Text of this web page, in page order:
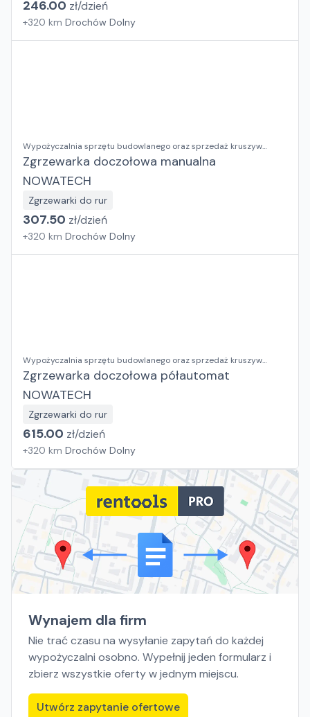
246.00 zł/dzień
+320 km Drochów Dolny
Wypożyczalnia sprzętu budowlanego oraz sprzedaż kruszyw
ozdobnych RENTAL BUD Justyna Dusza-Kumor
Zgrzewarka doczołowa manualna
NOWATECH
Zgrzewarki do rur
307.50 zł/dzień
+320 km Drochów Dolny
Wypożyczalnia sprzętu budowlanego oraz sprzedaż kruszyw
ozdobnych RENTAL BUD Justyna Dusza-Kumor
Zgrzewarka doczołowa półautomat
NOWATECH
Zgrzewarki do rur
615.00 zł/dzień
+320 km Drochów Dolny
Wynajem dla firm
Nie trać czasu na wysyłanie zapytań do każdej
wypożyczalni osobno. Wypełnij jeden formularz i
zbierz wszystkie oferty w jednym miejscu.
Utwórz zapytanie ofertowe